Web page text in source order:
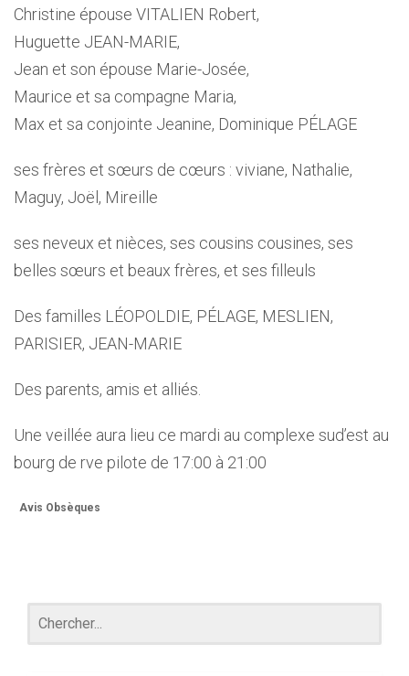
Christine épouse VITALIEN Robert,
Huguette JEAN-MARIE,
Jean et son épouse Marie-Josée,
Maurice et sa compagne Maria,
Max et sa conjointe Jeanine, Dominique PÉLAGE
ses frères et sœurs de cœurs : viviane, Nathalie,
Maguy, Joël, Mireille
ses neveux et nièces, ses cousins cousines, ses
belles sœurs et beaux frères, et ses filleuls
Des familles LÉOPOLDIE, PÉLAGE, MESLIEN,
PARISIER, JEAN-MARIE
Des parents, amis et alliés.
Une veillée aura lieu ce mardi au complexe sud’est au
bourg de rve pilote de 17:00 à 21:00
Avis Obsèques